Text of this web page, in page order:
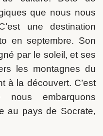
que nous nous
une destination
en septembre. Son
par le soleil, et ses
les montagnes du
à la découvert. C’est
embarquons
au pays de Socrate,